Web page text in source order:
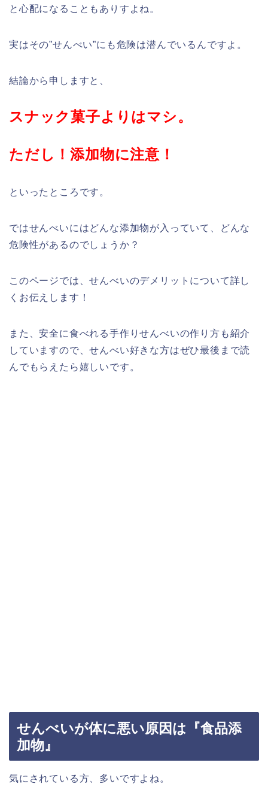
と心配になることもありすよね。
実はその”せんべい”にも危険は潜んでいるんですよ。
結論から申しますと、
スナック菓子よりはマシ。
ただし！添加物に注意！
といったところです。
ではせんべいにはどんな添加物が入っていて、どんな
危険性があるのでしょうか？
このページでは、せんべいのデメリットについて詳し
くお伝えします！
また、安全に食べれる手作りせんべいの作り方も紹介
していますので、せんべい好きな方はぜひ最後まで読
んでもらえたら嬉しいです。
せんべいが体に悪い原因は『食品添
加物』
気にされている方、多いですよね。